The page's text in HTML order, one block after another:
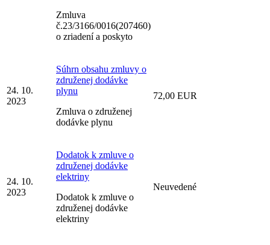
Zmluva
č.23/3166/0016(207460)
o zriadení a poskyto
24. 10.
2023
Súhrn obsahu zmluvy o
združenej dodávke
plynu
Zmluva o združenej
dodávke plynu
72,00 EUR
24. 10.
2023
Dodatok k zmluve o
združenej dodávke
elektriny
Dodatok k zmluve o
združenej dodávke
elektriny
Neuvedené